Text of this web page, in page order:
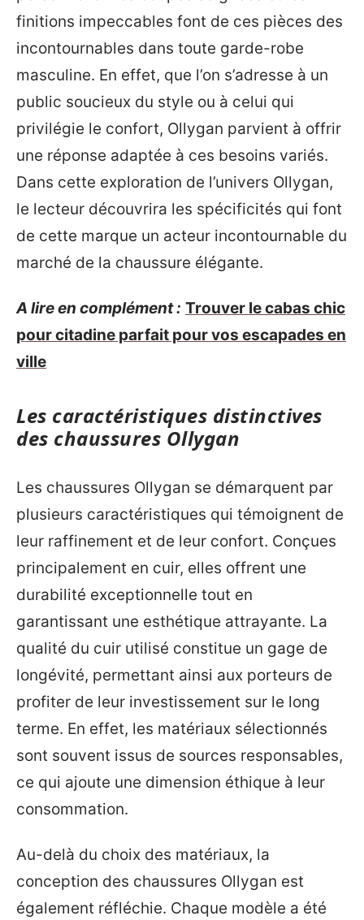
finitions impeccables font de ces pièces des
incontournables dans toute garde-robe
masculine. En effet, que l’on s’adresse à un
public soucieux du style ou à celui qui
privilégie le confort, Ollygan parvient à offrir
une réponse adaptée à ces besoins variés.
Dans cette exploration de l’univers Ollygan,
le lecteur découvrira les spécificités qui font
de cette marque un acteur incontournable du
marché de la chaussure élégante.
A lire en complément : Trouver le cabas chic
pour citadine parfait pour vos escapades en
ville
Les caractéristiques distinctives
des chaussures Ollygan
Les chaussures Ollygan se démarquent par
plusieurs caractéristiques qui témoignent de
leur raffinement et de leur confort. Conçues
principalement en cuir, elles offrent une
durabilité exceptionnelle tout en
garantissant une esthétique attrayante. La
qualité du cuir utilisé constitue un gage de
longévité, permettant ainsi aux porteurs de
profiter de leur investissement sur le long
terme. En effet, les matériaux sélectionnés
sont souvent issus de sources responsables,
ce qui ajoute une dimension éthique à leur
consommation.
Au-delà du choix des matériaux, la
conception des chaussures Ollygan est
également réfléchie. Chaque modèle a été